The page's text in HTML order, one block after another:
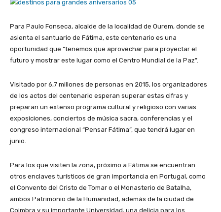
Para Paulo Fonseca, alcalde de la localidad de Ourem, donde se
asienta el santuario de Fátima, este centenario es una
oportunidad que “tenemos que aprovechar para proyectar el
futuro y mostrar este lugar como el Centro Mundial de la Paz”.
Visitado por 6,7 millones de personas en 2015, los organizadores
de los actos del centenario esperan superar estas cifras y
preparan un extenso programa cultural y religioso con varias
exposiciones, conciertos de música sacra, conferencias y el
congreso internacional “Pensar Fátima”, que tendrá lugar en
junio.
Para los que visiten la zona, próximo a Fátima se encuentran
otros enclaves turísticos de gran importancia en Portugal, como
el Convento del Cristo de Tomar o el Monasterio de Batalha,
ambos Patrimonio de la Humanidad, además de la ciudad de
Coimbra y su importante Universidad, una delicia para los